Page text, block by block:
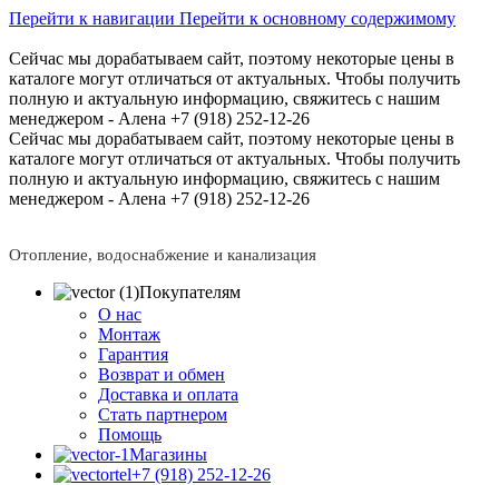
Перейти к навигации Перейти к основному содержимому
Сейчас мы дорабатываем сайт, поэтому некоторые цены в
каталоге могут отличаться от актуальных. Чтобы получить
полную и актуальную информацию, свяжитесь с нашим
менеджером - Алена +7 (918) 252-12-26
Сейчас мы дорабатываем сайт, поэтому некоторые цены в
каталоге могут отличаться от актуальных. Чтобы получить
полную и актуальную информацию, свяжитесь с нашим
менеджером - Алена +7 (918) 252-12-26
Отопление, водоснабжение и канализация
Покупателям
О нас
Монтаж
Гарантия
Возврат и обмен
Доставка и оплата
Стать партнером
Помощь
Магазины
+7 (918) 252-12-26